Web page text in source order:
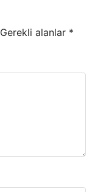
Gerekli alanlar *